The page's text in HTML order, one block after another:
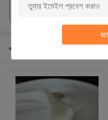
প্রস্তাবিত পণ্য